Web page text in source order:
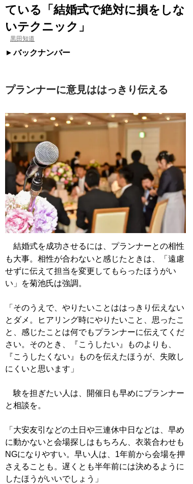
ている「結婚式で絶対に損をしな
いテクニック」
黒田知道
バックナンバー
プランナーに意見ははっきり伝える
結婚式を成功させるには、プランナーとの相性
も大事。相性が合わないと感じたときは、「遠慮
せずに伝えて担当を変更してもらったほうがい
い」を菊池氏は強調。
「そのうえで、やりたいことははっきり伝えない
とダメ。ヒアリング時にやりたいこと、思ったこ
と、感じたことは何でもプランナーに伝えてくだ
さい。そのとき、『こうしたい』ものよりも、
『こうしたくない』ものを伝えたほうが、失敗し
にくいと思います」
験を担ぎたい人は、開催日も早めにプランナー
と相談を。
「大安友引などの土日や三連休中日などは、早め
に動かないと会場探しはもちろん、衣装合わせも
NGになりやすい。早い人は、1年前から会場を押
さえることも。遅くとも半年前には決めるように
したほうがいいでしょう」